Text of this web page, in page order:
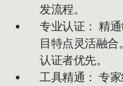
发流程。
专业认证： 精
目特点灵活融
认证者优先。
工具精通： 专